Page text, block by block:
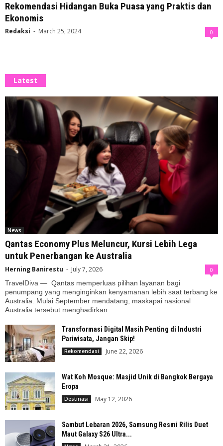
Rekomendasi Hidangan Buka Puasa yang Praktis dan
Ekonomis
Redaksi - March 25, 2024 0
Latest
News
Qantas Economy Plus Meluncur, Kursi Lebih Lega
untuk Penerbangan ke Australia
Herning Banirestu - July 7, 2026 0
TravelDiva — Qantas memperluas pilihan layanan bagi
penumpang yang menginginkan kenyamanan lebih saat terbang ke
Australia. Mulai September mendatang, maskapai nasional
Australia tersebut menghadirkan...
Transformasi Digital Masih Penting di Industri
Pariwisata, Jangan Skip!
Rekomendasi June 22, 2026
Wat Koh Mosque: Masjid Unik di Bangkok Bergaya
Eropa
Destinasi May 12, 2026
Sambut Lebaran 2026, Samsung Resmi Rilis Duet
Maut Galaxy S26 Ultra...